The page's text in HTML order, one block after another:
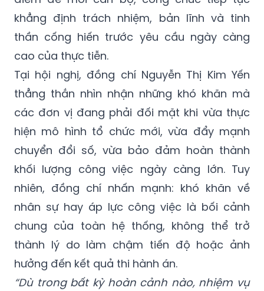
khẳng định trách nhiệm, bản lĩnh và tinh
thần cống hiến trước yêu cầu ngày càng
cao của thực tiễn.
Tại hội nghị, đồng chí Nguyễn Thị Kim Yến
thẳng thắn nhìn nhận những khó khăn mà
các đơn vị đang phải đối mặt khi vừa thực
hiện mô hình tổ chức mới, vừa đẩy mạnh
chuyển đổi số, vừa bảo đảm hoàn thành
khối lượng công việc ngày càng lớn. Tuy
nhiên, đồng chí nhấn mạnh: khó khăn về
nhân sự hay áp lực công việc là bối cảnh
chung của toàn hệ thống, không thể trở
thành lý do làm chậm tiến độ hoặc ảnh
hưởng đến kết quả thi hành án.
“Dù trong bất kỳ hoàn cảnh nào, nhiệm vụ